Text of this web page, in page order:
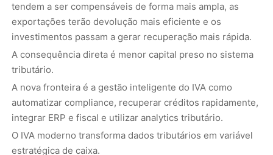
tendem a ser compensáveis de forma mais ampla, as
exportações terão devolução mais eficiente e os
investimentos passam a gerar recuperação mais rápida.
A consequência direta é menor capital preso no sistema
tributário.
A nova fronteira é a gestão inteligente do IVA como
automatizar compliance, recuperar créditos rapidamente,
integrar ERP e fiscal e utilizar analytics tributário.
O IVA moderno transforma dados tributários em variável
estratégica de caixa.